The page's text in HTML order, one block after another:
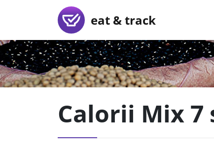
eat & track
Calorii Mix